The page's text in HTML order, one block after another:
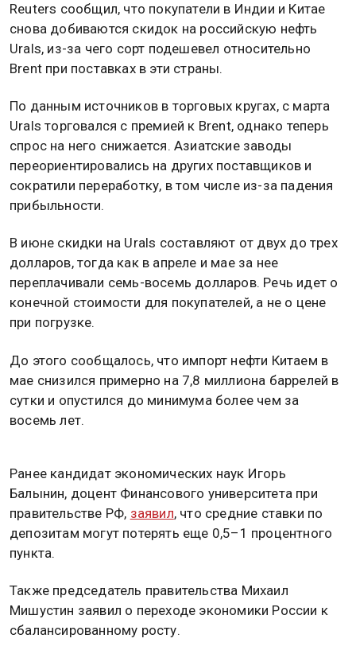
Reuters сообщил, что покупатели в Индии и Китае
снова добиваются скидок на российскую нефть
Urals, из-за чего сорт подешевел относительно
Brent при поставках в эти страны.
По данным источников в торговых кругах, с марта
Urals торговался с премией к Brent, однако теперь
спрос на него снижается. Азиатские заводы
переориентировались на других поставщиков и
сократили переработку, в том числе из-за падения
прибыльности.
В июне скидки на Urals составляют от двух до трех
долларов, тогда как в апреле и мае за нее
переплачивали семь-восемь долларов. Речь идет о
конечной стоимости для покупателей, а не о цене
при погрузке.
До этого сообщалось, что импорт нефти Китаем в
мае снизился примерно на 7,8 миллиона баррелей в
сутки и опустился до минимума более чем за
восемь лет.
Ранее кандидат экономических наук Игорь
Балынин, доцент Финансового университета при
правительстве РФ, заявил, что средние ставки по
депозитам могут потерять еще 0,5–1 процентного
пункта.
Также председатель правительства Михаил
Мишустин заявил о переходе экономики России к
сбалансированному росту.